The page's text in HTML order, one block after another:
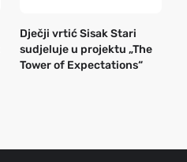
Dječji vrtić Sisak Stari
sudjeluje u projektu „The
Tower of Expectations“